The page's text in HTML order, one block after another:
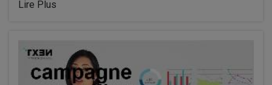
Lire Plus